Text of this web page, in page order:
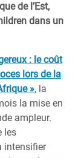
de l’Est,
dans un
: le coût
lors de la
», la
la mise en
ampleur.
les
intensifier